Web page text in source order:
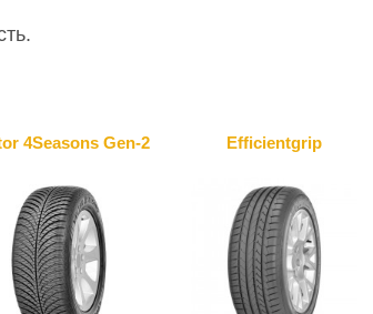
4Seasons Gen-2 Efficientgrip